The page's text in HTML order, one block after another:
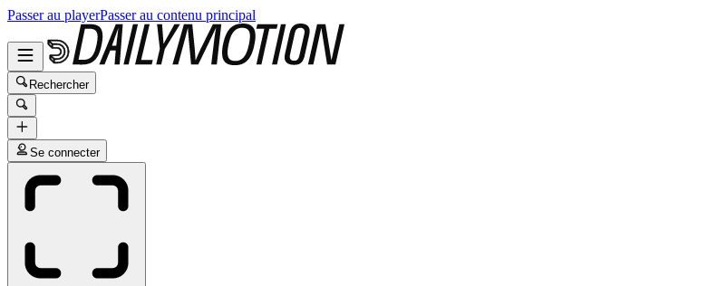
Passer au playerPasser au contenu principal
Rechercher
Se connecter